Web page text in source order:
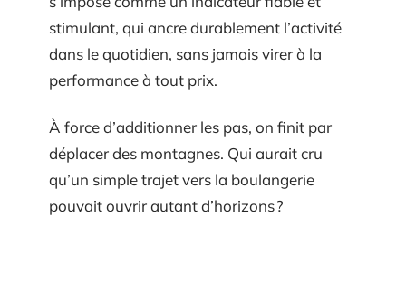
stimulant, qui ancre durablement l’activité
dans le quotidien, sans jamais virer à la
performance à tout prix.
À force d’additionner les pas, on finit par
déplacer des montagnes. Qui aurait cru
qu’un simple trajet vers la boulangerie
pouvait ouvrir autant d’horizons ?